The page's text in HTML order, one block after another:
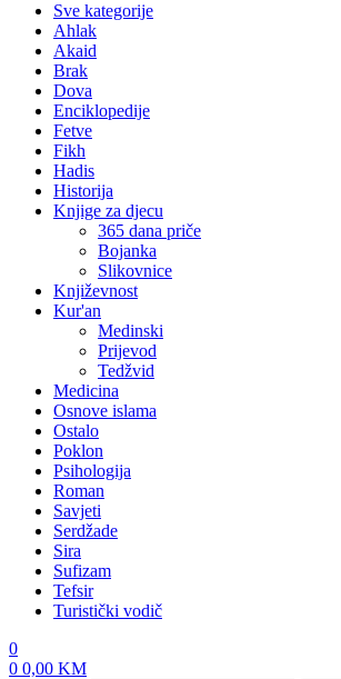
Sve kategorije
Ahlak
Akaid
Brak
Dova
Enciklopedije
Fetve
Fikh
Hadis
Historija
Knjige za djecu
365 dana priče
Bojanka
Slikovnice
Književnost
Kur'an
Medinski
Prijevod
Tedžvid
Medicina
Osnove islama
Ostalo
Poklon
Psihologija
Roman
Savjeti
Serdžade
Sira
Sufizam
Tefsir
Turistički vodič
0
0 0,00 KM